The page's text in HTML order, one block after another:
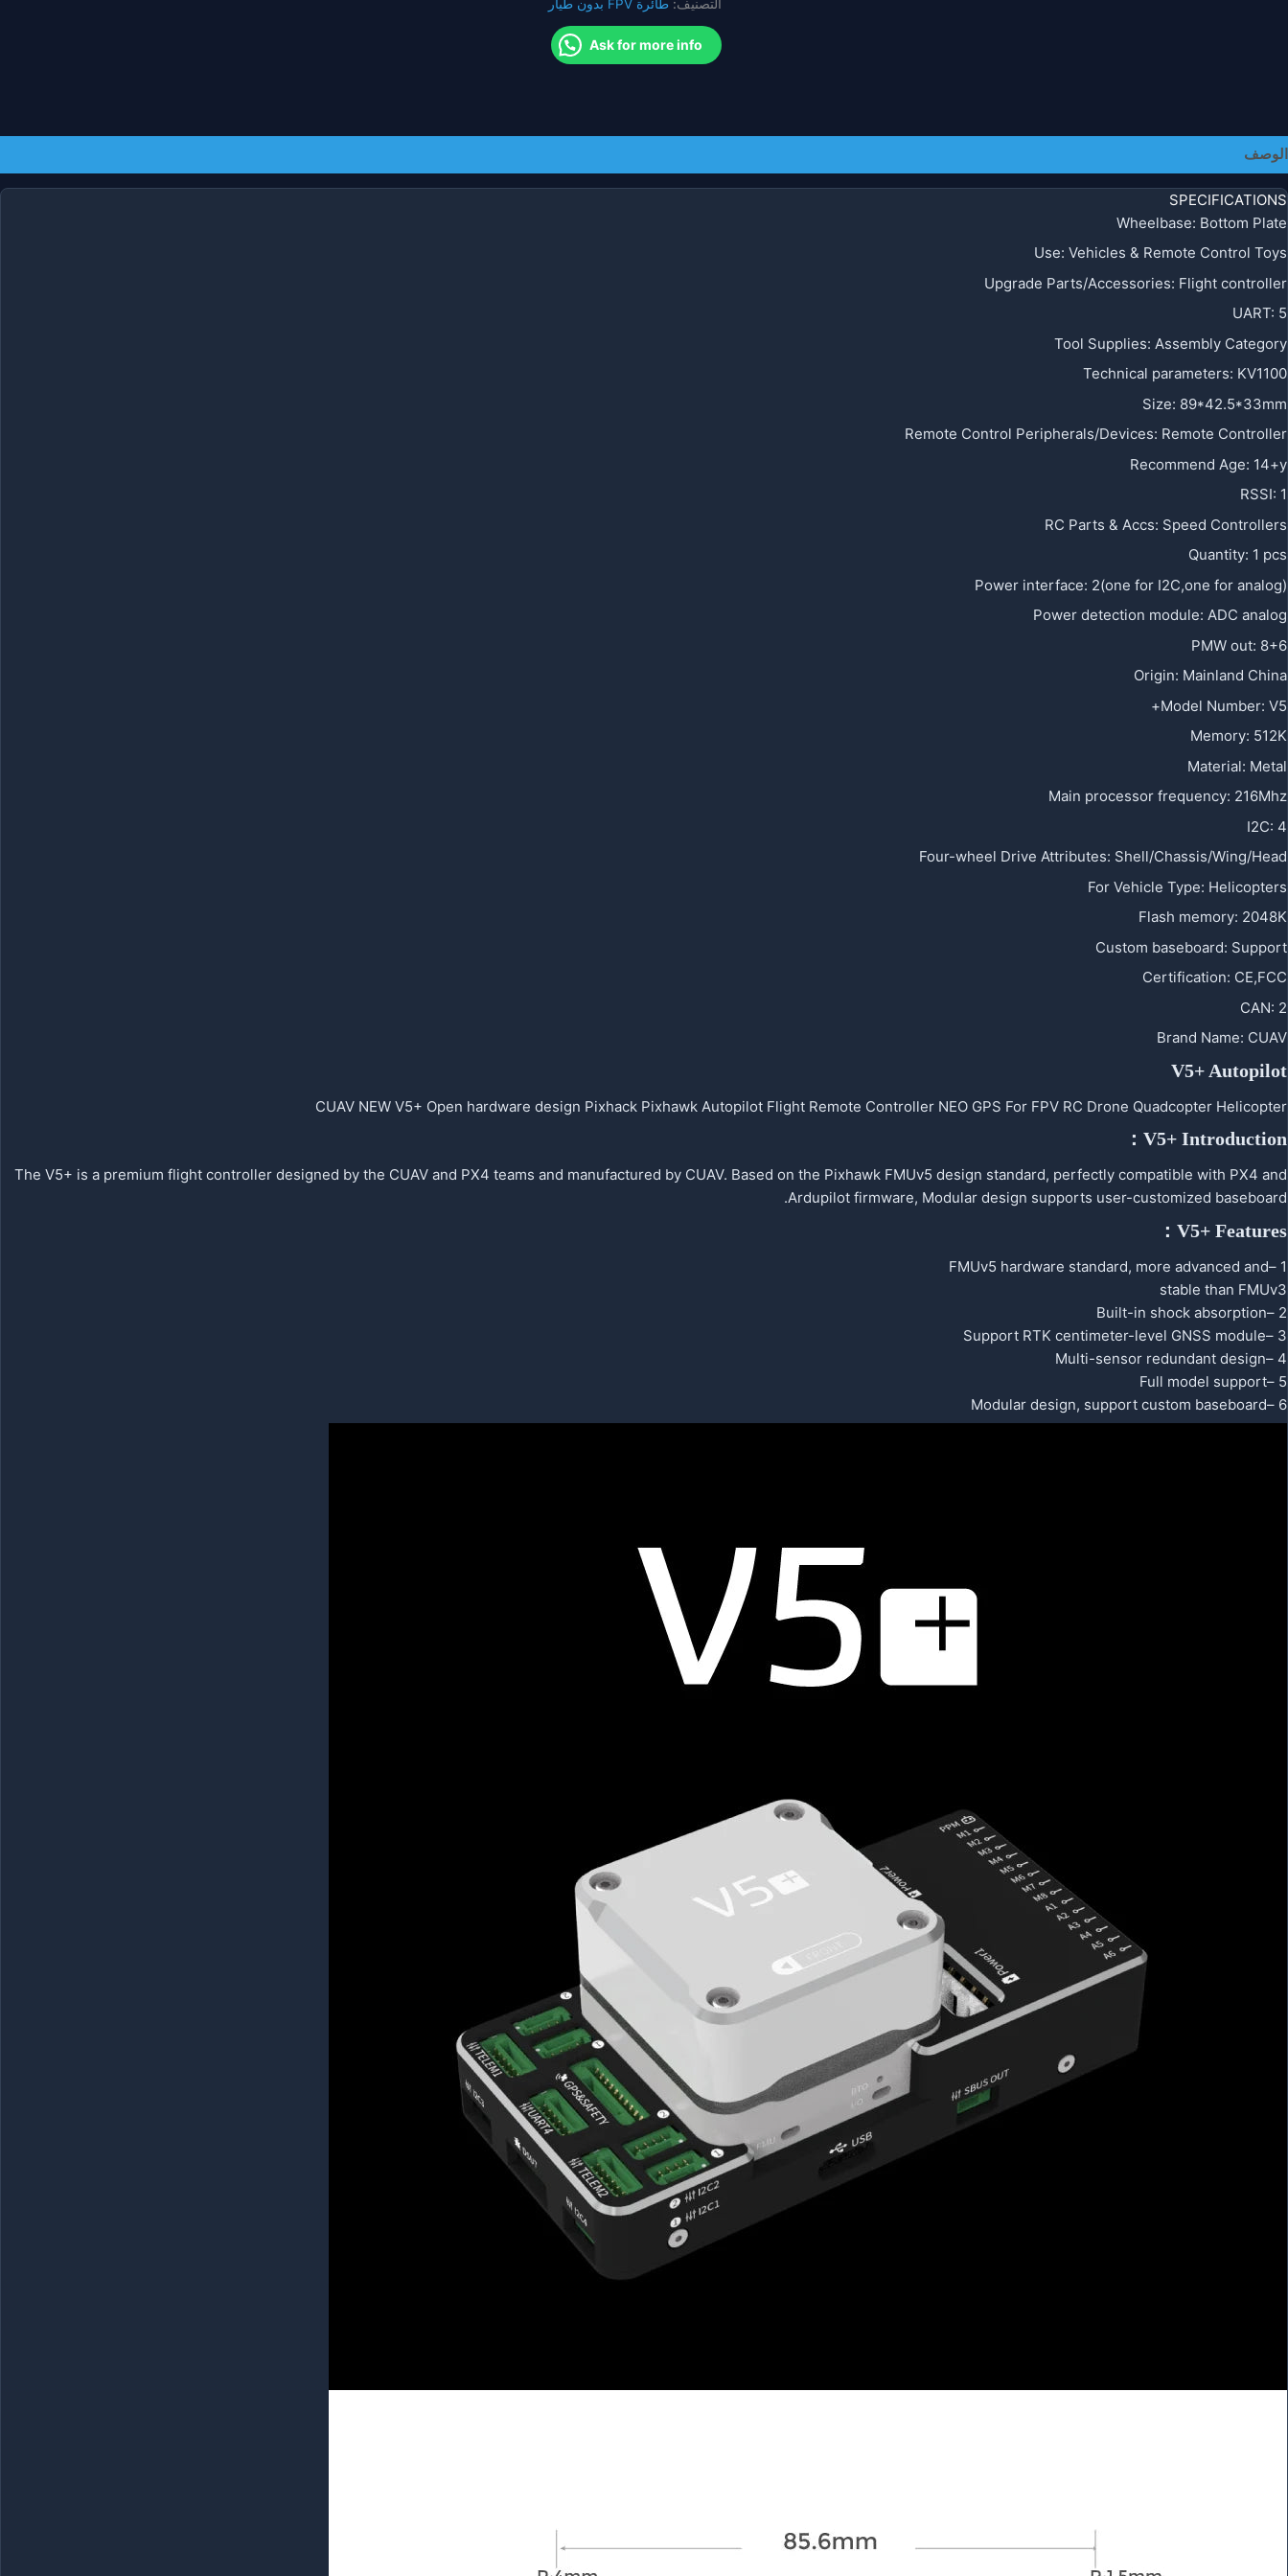
طيار
كوادكوبتر
التصنيف:طائرة FPV بدون طيار
Ask for more info
الوصف
SPECIFICATIONS
Wheelbase: Bottom Plate
Use: Vehicles & Remote Control Toys
Upgrade Parts/Accessories: Flight controller
UART: 5
Tool Supplies: Assembly Category
Technical parameters: KV1100
Size: 89*42.5*33mm
Remote Control Peripherals/Devices: Remote Controller
Recommend Age: 14+y
RSSI: 1
RC Parts & Accs: Speed Controllers
Quantity: 1 pcs
Power interface: 2(one for I2C,one for analog)
Power detection module: ADC analog
PMW out: 8+6
Origin: Mainland China
Model Number: V5+
Memory: 512K
Material: Metal
Main processor frequency: 216Mhz
I2C: 4
Four-wheel Drive Attributes: Shell/Chassis/Wing/Head
For Vehicle Type: Helicopters
Flash memory: 2048K
Custom baseboard: Support
Certification: CE,FCC
CAN: 2
Brand Name: CUAV
V5+ Autopilot
CUAV NEW V5+ Open hardware design Pixhack Pixhawk Autopilot Flight Remote Controller NEO GPS For FPV RC Drone Quadcopter Helicopter
V5+ Introduction：
The V5+ is a premium flight controller designed by the CUAV and PX4 teams and manufactured by CUAV. Based on the Pixhawk FMUv5 design standard, perfectly compatible with PX4 and
Ardupilot firmware, Modular design supports user-customized baseboard.
V5+ Features：
1 –FMUv5 hardware standard, more advanced and
stable than FMUv3
2 –Built-in shock absorption
3 –Support RTK centimeter-level GNSS module
4 –Multi-sensor redundant design
5 –Full model support
6 –Modular design, support custom baseboard